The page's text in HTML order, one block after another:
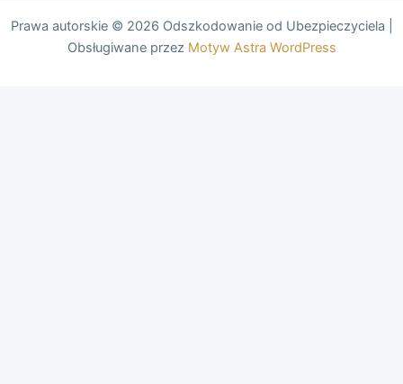
Prawa autorskie © 2026 Odszkodowanie od Ubezpieczyciela |
Obsługiwane przez Motyw Astra WordPress